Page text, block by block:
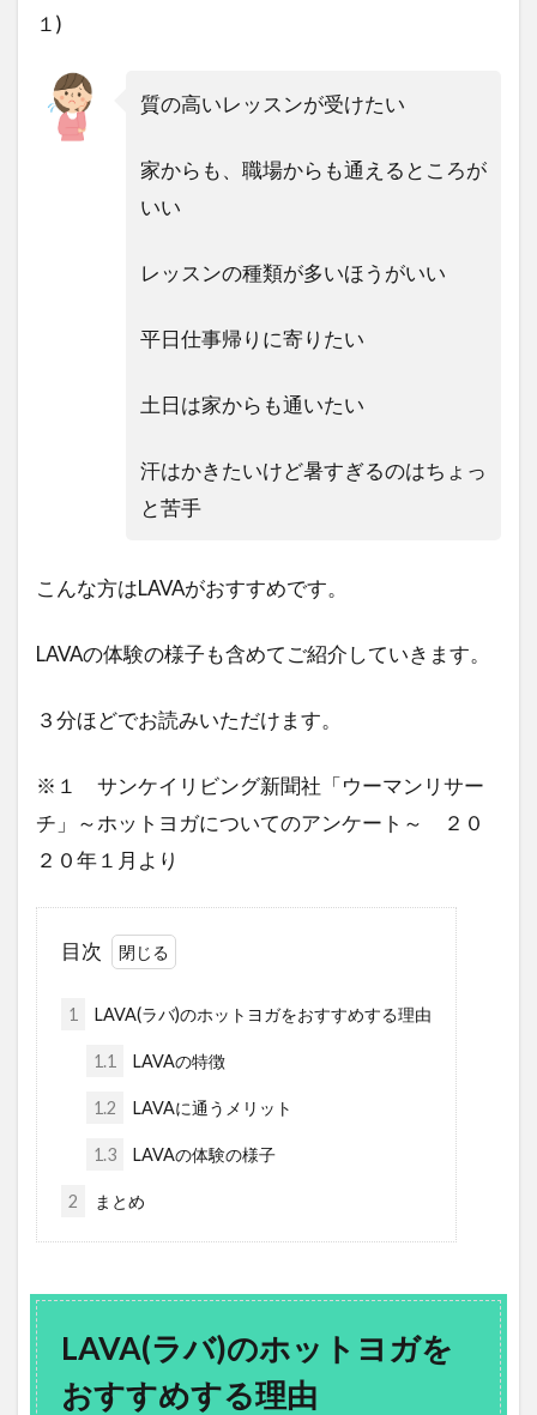
１)
質の高いレッスンが受けたい
家からも、職場からも通えるところが
いい
レッスンの種類が多いほうがいい
平日仕事帰りに寄りたい
土日は家からも通いたい
汗はかきたいけど暑すぎるのはちょっ
と苦手
こんな方はLAVAがおすすめです。
LAVAの体験の様子も含めてご紹介していきます。
３分ほどでお読みいただけます。
※１ サンケイリビング新聞社「ウーマンリサー
チ」～ホットヨガについてのアンケート～ ２０
２０年１月より
目次
1 LAVA(ラバ)のホットヨガをおすすめする理由
1.1 LAVAの特徴
1.2 LAVAに通うメリット
1.3 LAVAの体験の様子
2 まとめ
LAVA(ラバ)のホットヨガを
おすすめする理由